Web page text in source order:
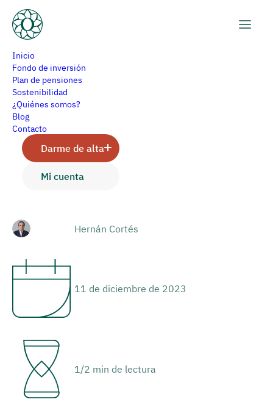
Inicio
Fondo de inversión
Plan de pensiones
Sostenibilidad
¿Quiénes somos?
Blog
Contacto
Darme de alta
Mi cuenta
Claves de la sesión de hoy
en el mercado de renta
fija
Hernán Cortés
11 de diciembre de 2023
1/2 min de lectura